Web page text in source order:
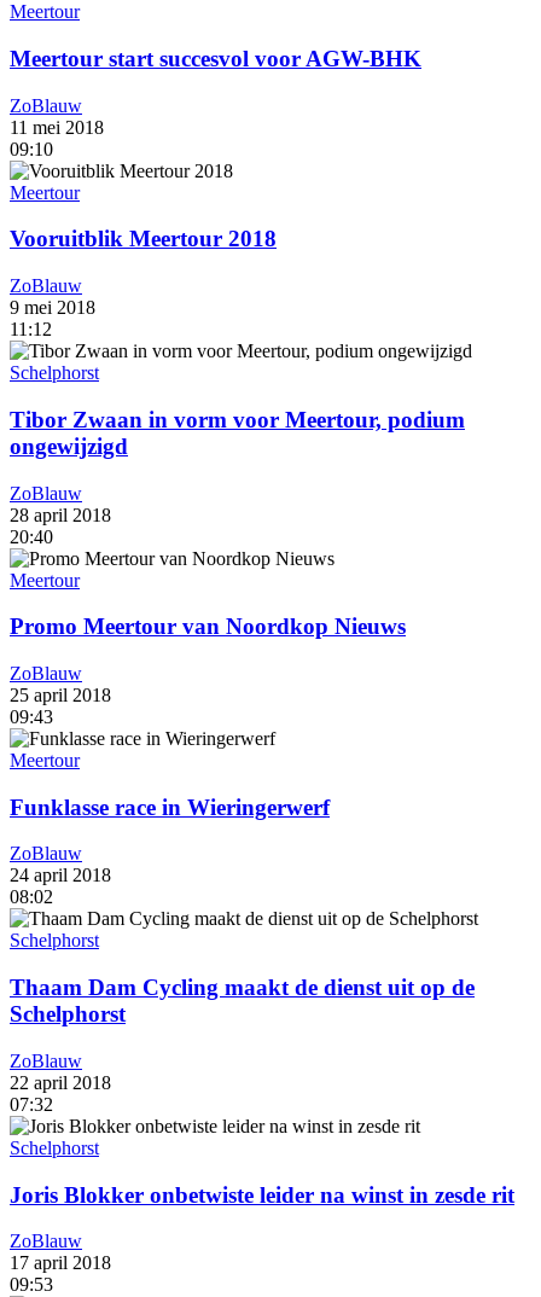
Meertour
Meertour start succesvol voor AGW-BHK
ZoBlauw
11 mei 2018
09:10
Meertour
Vooruitblik Meertour 2018
ZoBlauw
9 mei 2018
11:12
Schelphorst
Tibor Zwaan in vorm voor Meertour, podium
ongewijzigd
ZoBlauw
28 april 2018
20:40
Meertour
Promo Meertour van Noordkop Nieuws
ZoBlauw
25 april 2018
09:43
Meertour
Funklasse race in Wieringerwerf
ZoBlauw
24 april 2018
08:02
Schelphorst
Thaam Dam Cycling maakt de dienst uit op de
Schelphorst
ZoBlauw
22 april 2018
07:32
Schelphorst
Joris Blokker onbetwiste leider na winst in zesde rit
ZoBlauw
17 april 2018
09:53